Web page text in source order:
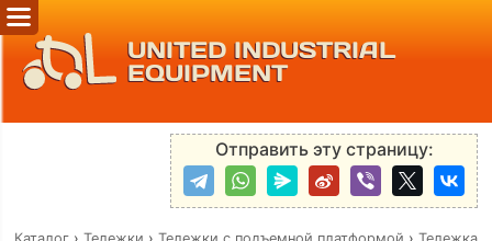
UNITED INDUSTRIAL
EQUIPMENT
Отправить эту страницу: